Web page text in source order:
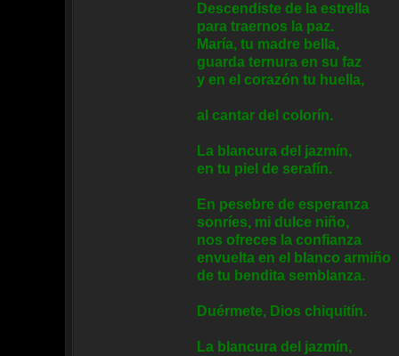
Descendiste de la estrella
para traernos la paz.
María, tu madre bella,
guarda ternura en su faz
y en el corazón tu huella,
al cantar del colorín.
La blancura del jazmín,
en tu piel de serafín.
En pesebre de esperanza
sonríes, mi dulce niño,
nos ofreces la confianza
envuelta en el blanco armiño
de tu bendita semblanza.
Duérmete, Dios chiquitín.
La blancura del jazmín,